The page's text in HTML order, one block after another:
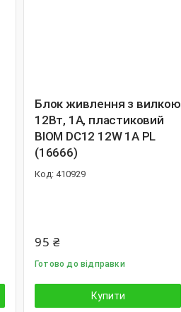
Блок живлення з вилкою
12Вт, 1А, пластиковий
BIOM DC12 12W 1А PL
(16666)
410929
95 ₴
Готово до відправки
Купити